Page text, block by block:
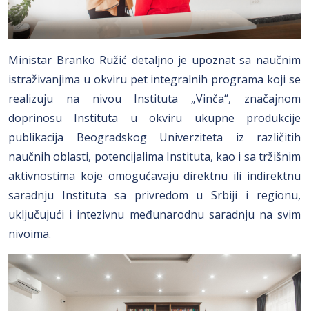
Ministar Branko Ružić detaljno je upoznat sa naučnim
istraživanjima u okviru pet integralnih programa koji se
realizuju na nivou Instituta „Vinča“, značajnom
doprinosu Instituta u okviru ukupne produkcije
publikacija Beogradskog Univerziteta iz različitih
naučnih oblasti, potencijalima Instituta, kao i sa tržišnim
aktivnostima koje omogućavaju direktnu ili indirektnu
saradnju Instituta sa privredom u Srbiji i regionu,
uključujući i intezivnu međunarodnu saradnju na svim
nivoima.